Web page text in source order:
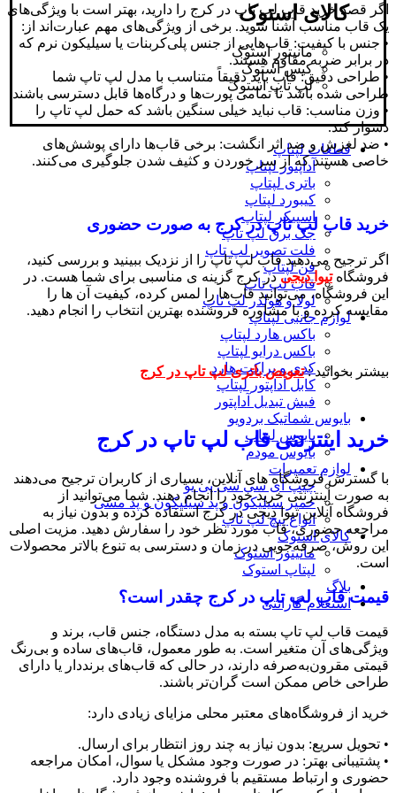
کالای استوک
مانیتور استوک
کیس استوک
لپ تاپ استوک
قطعات لپتاپ
آداپتور لپتاپ
باتری لپتاپ
کیبورد لپتاپ
اسپیکر لپتاپ
جک برق لپ تاپ
فلت تصویر لپ تاپ
فن لپتاپ
قاب لپ تاپ
لولا و هولدر لپ تاپ
لوازم جانبی لپتاپ
باکس هارد لپتاپ
باکس درایو لپتاپ
کدی و براکت هارد
کابل اداپتور لپتاپ
فیش تبدیل آداپتور
بایوس شماتیک بردویو
بایوس لپتاپ
بایوس مودم
لوازم تعمیرات
چیپ آی سی سی پی یو
خمیر سیلیکون و پد سیلیکون و پد مسی
انواع پیچ لپ تاپ
کالای استوک
مانیتور استوک
لپتاپ استوک
بلاگ
استعلام گارانتی
اگر قصد خرید قاب لپ تاپ در کرج را دارید، بهتر است با ویژگی‌های
یک قاب مناسب آشنا شوید. برخی از ویژگی‌های مهم عبارت‌اند از:
• جنس با کیفیت: قاب‌هایی از جنس پلی‌کربنات یا سیلیکون نرم که
در برابر ضربه مقاوم هستند.
• طراحی دقیق: قاب باید دقیقاً متناسب با مدل لپ‌ تاپ شما
طراحی شده باشد تا تمامی پورت‌ها و درگاه‌ها قابل دسترسی باشند.
• وزن مناسب: قاب نباید خیلی سنگین باشد که حمل لپ‌ تاپ را
دشوار کند.
• ضد لغزش و ضد اثر انگشت: برخی قاب‌ها دارای پوشش‌های
خاصی هستند که از سر خوردن و کثیف شدن جلوگیری می‌کنند.
خرید قاب لپ تاپ در کرج به‌ صورت حضوری
اگر ترجیح می‌دهید قاب لپ‌ تاپ را از نزدیک ببینید و بررسی کنید،
فروشگاهتیوا دیجیدر کرج گزینه‌ ی مناسبی برای شما هست. در
این فروشگاه‌، می‌توانید قاب‌ها را لمس کرده، کیفیت آن‌ ها را
مقایسه کرده و با مشاوره فروشنده بهترین انتخاب را انجام دهید.
بیشتر بخوانید :تعویض باتری لپ تاپ در کرج
خرید اینترنتی قاب لپ تاپ در کرج
با گسترش فروشگاه‌ های آنلاین، بسیاری از کاربران ترجیح می‌دهند
به‌ صورت اینترنتی خرید خود را انجام دهند. شما می‌توانید از
فروشگاه‌ آنلاین تیوا دیجی در کرج استفاده کرده و بدون نیاز به
مراجعه حضوری، قاب مورد نظر خود را سفارش دهید. مزیت اصلی
این روش، صرفه‌جویی در زمان و دسترسی به تنوع بالاتر محصولات
است.
قیمت قاب لپ تاپ در کرج چقدر است؟
قیمت قاب لپ‌ تاپ بسته به مدل دستگاه، جنس قاب، برند و
ویژگی‌های آن متغیر است. به طور معمول، قاب‌های ساده و بی‌رنگ
قیمتی مقرون‌به‌صرفه دارند، در حالی که قاب‌های برنددار یا دارای
طراحی خاص ممکن است گران‌تر باشند.
خرید از فروشگاه‌های معتبر محلی مزایای زیادی دارد:
• تحویل سریع: بدون نیاز به چند روز انتظار برای ارسال.
• پشتیبانی بهتر: در صورت وجود مشکل یا سوال، امکان مراجعه
حضوری و ارتباط مستقیم با فروشنده وجود دارد.